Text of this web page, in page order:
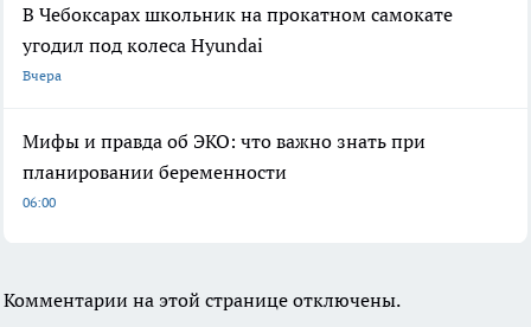
В Чебоксарах школьник на прокатном самокате
угодил под колеса Hyundai
Вчера
Мифы и правда об ЭКО: что важно знать при
планировании беременности
06:00
Комментарии на этой странице отключены.